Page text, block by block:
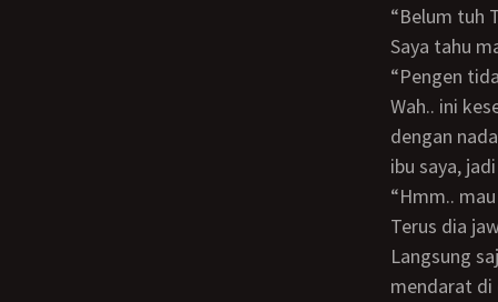
“Belum
Saya tahu
“Pengen
Wah.. ini kesempatan bagus nih, jangan disia-siakan! Langsung saja saya jawab, tapi
dengan
ibu saya,
“Hmm..
Terus dia
Langsung saja dada saya jadi berdebar kencang, dan pikiran-pikiran kotor langsung
mendarat di